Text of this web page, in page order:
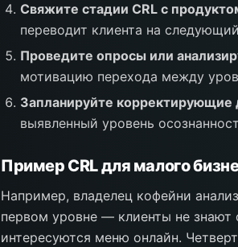
Свяжите стадии CRL с
переводит клиента на
Проведите опросы или
мотивацию перехода между
Запланируйте корректирующие
выявленный уровень
Пример CRL для малого
Например, владелец кофейни
первом уровне — клиенты не
интересуются меню онлайн.